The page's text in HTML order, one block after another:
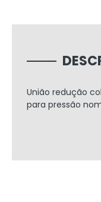
União redução
para pressão